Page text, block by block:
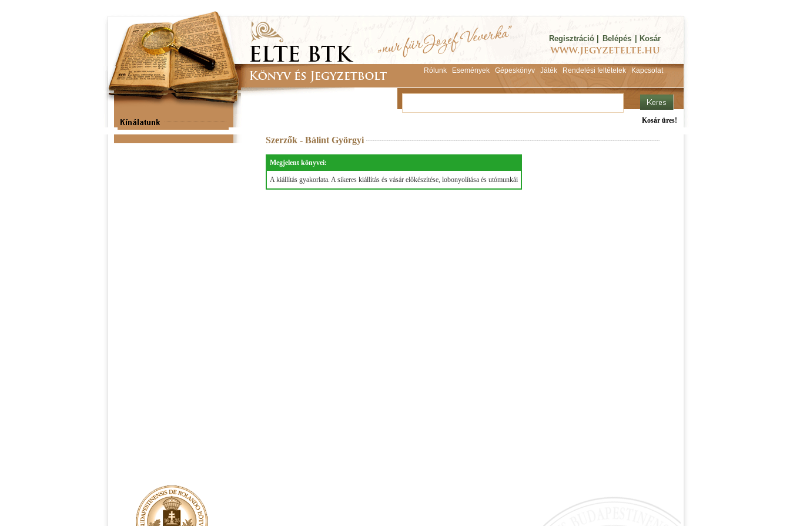
Regisztráció Belépés Kosár
Rólunk Események Gépeskönyv Játék Rendelési feltételek Kapcsolat
Kosár üres!
Szerzők - Bálint Györgyi
Megjelent könyvei:
A kiállítás gyakorlata. A sikeres kiállítás és vásár előkészítése, lobonyolítása és utómunkái